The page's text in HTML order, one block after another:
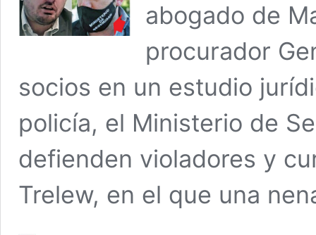
abogado de
procurador
socios en un estudio
policía, el Ministerio de
defienden violadores y
Trelew, en el que una